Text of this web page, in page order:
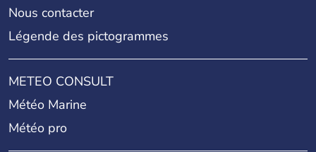
Nous contacter
Légende des pictogrammes
METEO CONSULT
Météo Marine
Météo pro